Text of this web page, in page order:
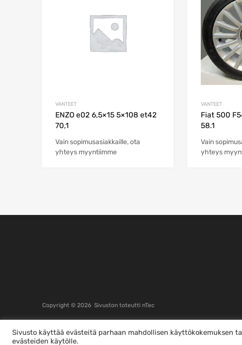
VANTEET
ENZO e02 6,5×15 5×108 et42
70,1
Vain sopimusasiakkaille, ota
yhteys myyntiimme
VANTEET
Fiat 500
58.1
Vain
yhteys
Copyright © 2026 Sivuston toteutti nTec
Sivusto käyttää evästeitä parhaan mahdollisen käyttökokemuksen
evästeiden käytölle.
This is a demo store for testing purposes — no orders shall be fulfilled.